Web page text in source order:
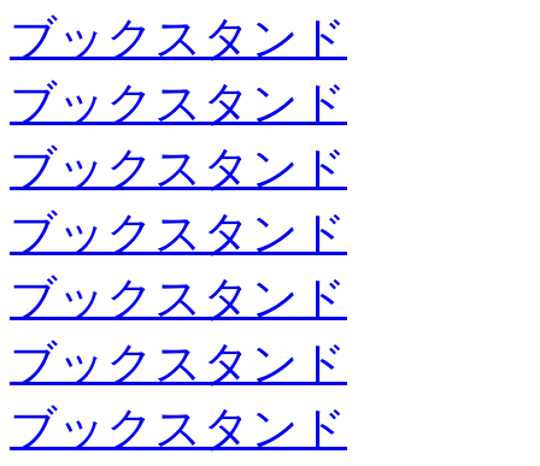
ブックスタンド
ブックスタンド
ブックスタンド
ブックスタンド
ブックスタンド
ブックスタンド
ブックスタンド